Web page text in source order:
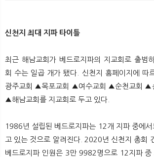
신천지 최대 지파 타이틀
최근 해남교회가 베드로지파의 지교회로 출범
회 수는 일곱 개가 됐다. 신천지 홈페이지에 따
광주교회 ▲목포교회 ▲여수교회 ▲순천교회 ▲
▲해남교회를 지교회로 두고 있다.
1986년 설립된 베드로지파는 12개 지파 중에
고 있는 것으로 알려진다. 2020년 신천지 총회
베드로지파 인원은 3만 9982명으로 12지파 중